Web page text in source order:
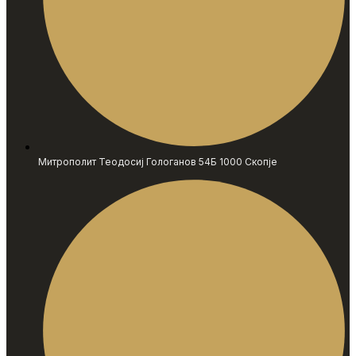
Митрополит Теодосиј Гологанов 54Б 1000 Скопје